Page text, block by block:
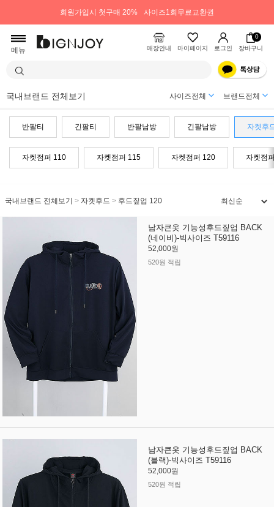
회원가입시 첫구매 20% 사이즈1회무료교환권
메뉴 매장안내 마이페이지 로그인
0
장바구니
국내브랜드 전체보기 사이즈전체 브랜드전체
반팔티 긴팔티 반팔남방 긴팔남방 자켓후
자켓점퍼 110 자켓점퍼 115 자켓점퍼 120 자켓점
국내브랜드 전체보기 > 자켓후드 > 후드짚업 120
남자큰옷 기능성후드짚업 BACK
(네이비)-빅사이즈 T59116
52,000원
520원 적립
남자큰옷 기능성후드짚업 BACK
(블랙)-빅사이즈 T59116
52,000원
520원 적립